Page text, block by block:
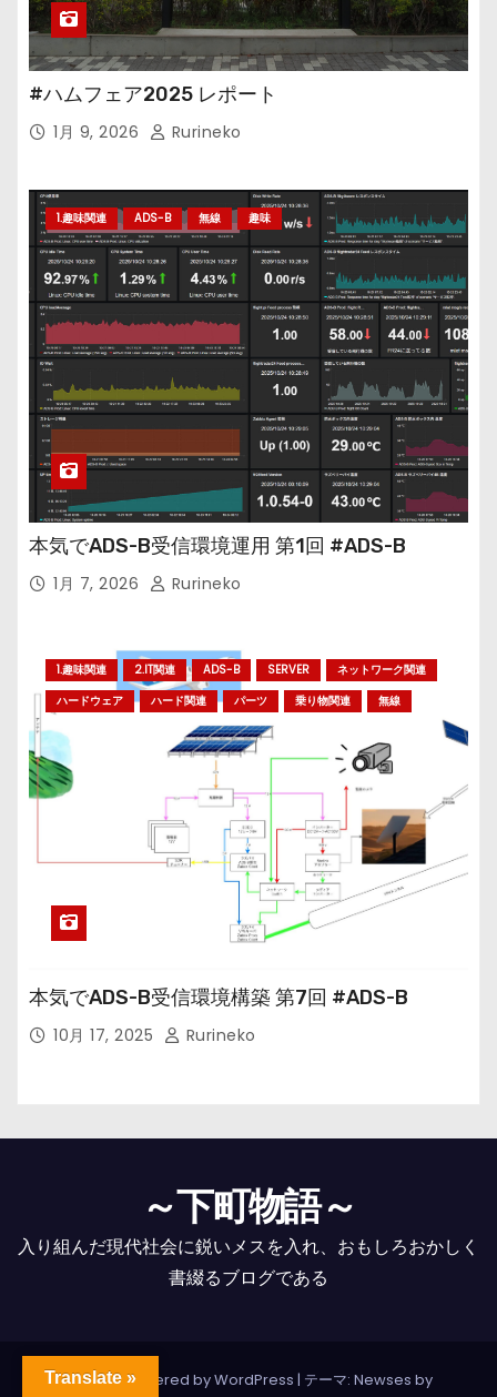
#ハムフェア2025 レポート
1月 9, 2026 Rurineko
1.趣味関連 ADS-B 無線 趣味
本気でADS-B受信環境運用 第1回 #ADS-B
1月 7, 2026 Rurineko
1.趣味関連 2.IT関連 ADS-B SERVER
ネットワーク関連
ハードウェア
ハード関連 パーツ 乗り物関連 無線
本気でADS-B受信環境構築 第7回 #ADS-B
10月 17, 2025 Rurineko
～下町物語～
入り組んだ現代社会に鋭いメスを入れ、おもしろおかしく
書綴るブログである
Proudly powered by WordPress | テーマ: Newses by
Translate »